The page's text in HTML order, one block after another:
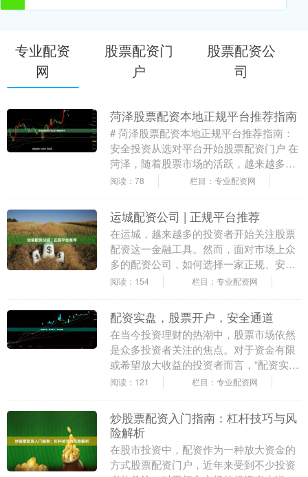
专业配资
网
股票配资门
户
股票配资公
司
菏泽股票配资本地正规平台推荐指南
# 菏泽股票配资本地正规平台推荐指南：
安全投资从选对平台开始股票配资门户 在
菏泽，随着股票市场的活跃，越来越多的
投资者开始关注股票配资这一杠杆工具。
阅读：78 栏目：专业配资网
运城配资公司 | 正规平台推荐
在运城，越来越多的投资者开始关注股票
配资这一金融工具。然而，面对市场上众
多的配资公司，如何选择一家正规、安
全、可靠的平台，成为许多投资者关心的
阅读：154 栏目：专业配资网
配资实盘，股票开户，安全通道
在当今投资理财的热潮中，股票市场依然
是众多投资者关注的焦点。对于资金有限
或希望放大收益的投资者而言，“配资实
盘”成为了一种常见的选择。然而，如何找
阅读：121 栏目：专业配资网
炒股票配资入门指南：杠杆技巧与风
险解析
在股市投资中，配资作为一种放大资金的
方式股票配资门户，近年来受到不少投资